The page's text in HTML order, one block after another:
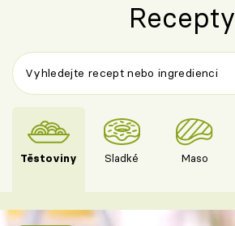
Recepty
Těstoviny Sladké Maso